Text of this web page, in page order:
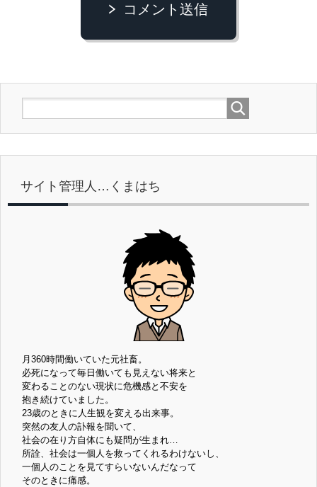
コメント送信
サイト管理人…くまはち
月360時間働いていた元社畜。
必死になって毎日働いても見えない将来と
変わることのない現状に危機感と不安を
抱き続けていました。
23歳のときに人生観を変える出来事。
突然の友人の訃報を聞いて、
社会の在り方自体にも疑問が生まれ…
所詮、社会は一個人を救ってくれるわけないし、
一個人のことを見てすらいないんだなって
そのときに痛感。